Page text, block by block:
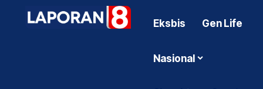
Eksbis Gen Life
Nasional